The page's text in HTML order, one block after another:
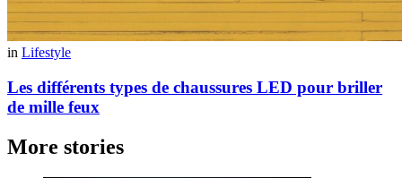
in Lifestyle
Les différents types de chaussures LED pour briller
de mille feux
More stories